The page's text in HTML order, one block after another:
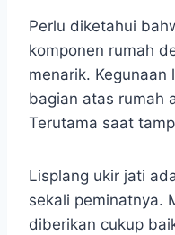
Perlu diketahui
komponen rumah
menarik. Kegunaan
bagian atas rumah
Terutama saat
Lisplang ukir jati
sekali peminatnya.
diberikan cukup